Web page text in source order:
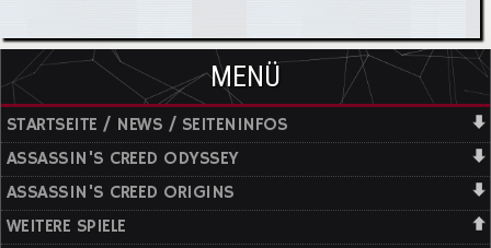
mit
Frederic
Lefrancois
MENÜ
STARTSEITE / NEWS / SEITENINFOS
ASSASSIN'S CREED ODYSSEY
ASSASSIN'S CREED ORIGINS
WEITERE SPIELE